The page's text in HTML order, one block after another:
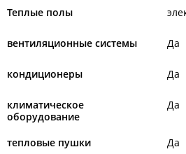
Теплые полы
вентиляционные системы Да
кондиционеры Да
климатическое
оборудование
Да
тепловые пушки Да